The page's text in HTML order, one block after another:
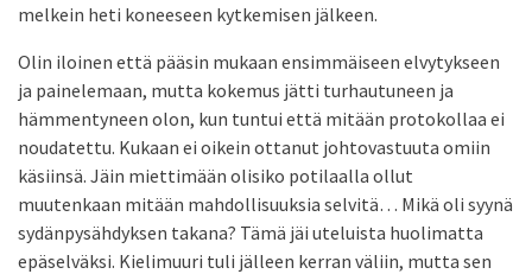
melkein heti koneeseen kytkemisen jälkeen.
Olin iloinen että pääsin mukaan ensimmäiseen elvytykseen
ja painelemaan, mutta kokemus jätti turhautuneen ja
hämmentyneen olon, kun tuntui että mitään protokollaa ei
noudatettu. Kukaan ei oikein ottanut johtovastuuta omiin
käsiinsä. Jäin miettimään olisiko potilaalla ollut
muutenkaan mitään mahdollisuuksia selvitä… Mikä oli syynä
sydänpysähdyksen takana? Tämä jäi uteluista huolimatta
epäselväksi. Kielimuuri tuli jälleen kerran väliin, mutta sen